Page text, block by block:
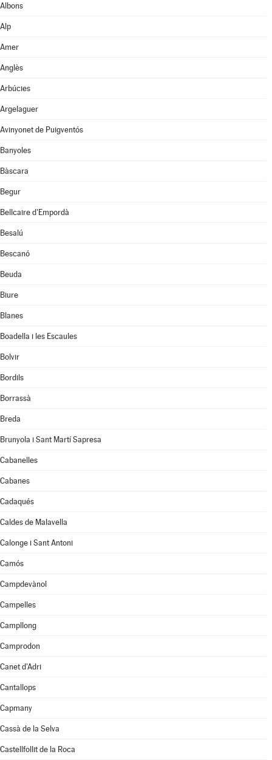
Albons
Alp
Amer
Anglès
Arbúcies
Argelaguer
Avinyonet de Puigventós
Banyoles
Bàscara
Begur
Bellcaire d'Empordà
Besalú
Bescanó
Beuda
Biure
Blanes
Boadella i les Escaules
Bolvir
Bordils
Borrassà
Breda
Brunyola i Sant Martí Sapresa
Cabanelles
Cabanes
Cadaqués
Caldes de Malavella
Calonge i Sant Antoni
Camós
Campdevànol
Campelles
Campllong
Camprodon
Canet d'Adri
Cantallops
Capmany
Cassà de la Selva
Castellfollit de la Roca